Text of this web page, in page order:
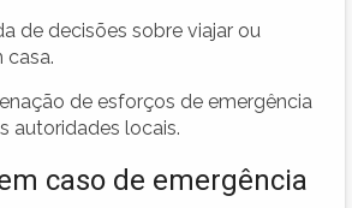
de decisões sobre viajar ou
casa.
de esforços de emergência
autoridades locais.
caso de emergência